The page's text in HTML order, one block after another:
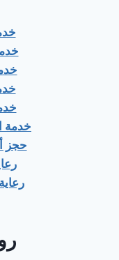
خدمة
حجز